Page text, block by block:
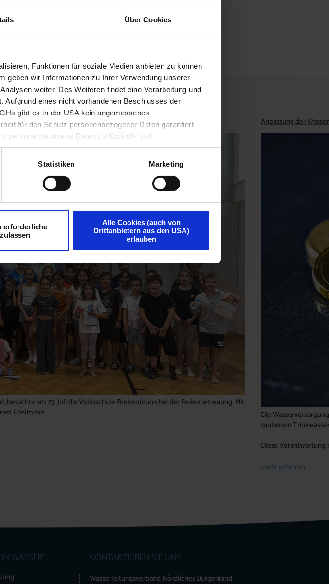
Über Cookies
Funktionen für soziale Medien anbieten zu können
geben wir Informationen zu Ihrer Verwendung unserer
weiter. Des Weiteren findet eine Verarbeitung und
Aufgrund eines nicht vorhandenen Beschlusses der
gibt es in der USA kein angemessenes
für den Schutz personenbezogener Daten garantiert
personenbezogene Daten zu Kontroll- und
Statistiken Marketing
erforderliche
Alle Cookies (auch von
Drittanbietern aus den USA)
erlauben
besuchte am 23. Juli die Volksschule Breitenbrunn bei der Ferienbetreuung. Mit
Edelmann.
Anpassung der
Die
sauberem
Diese Verantwortung
mehr erfahren
WASSER" KONTAKTIEREN SIE UNS
Wasserleitungsverband Nördliches Burgenland